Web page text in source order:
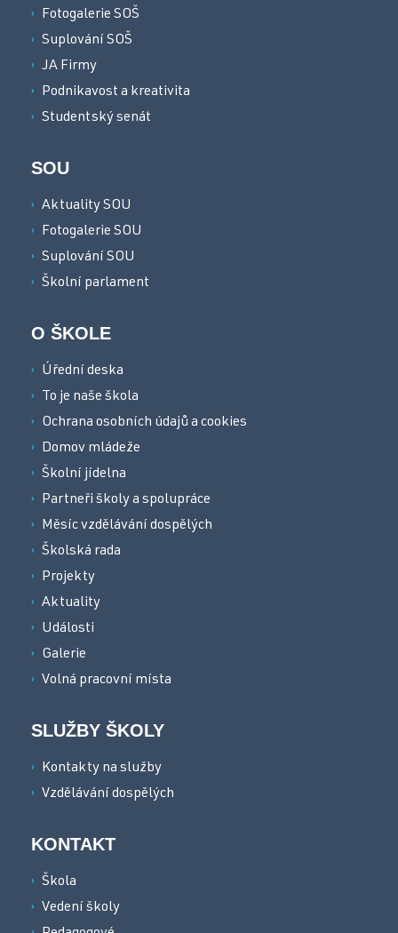
Fotogalerie SOŠ
Suplování SOŠ
JA Firmy
Podnikavost a kreativita
Studentský senát
SOU
Aktuality SOU
Fotogalerie SOU
Suplování SOU
Školní parlament
O ŠKOLE
Úřední deska
To je naše škola
Ochrana osobních údajů a cookies
Domov mládeže
Školní jídelna
Partneři školy a spolupráce
Měsíc vzdělávání dospělých
Školská rada
Projekty
Aktuality
Události
Galerie
Volná pracovní místa
SLUŽBY ŠKOLY
Kontakty na služby
Vzdělávání dospělých
KONTAKT
Škola
Vedení školy